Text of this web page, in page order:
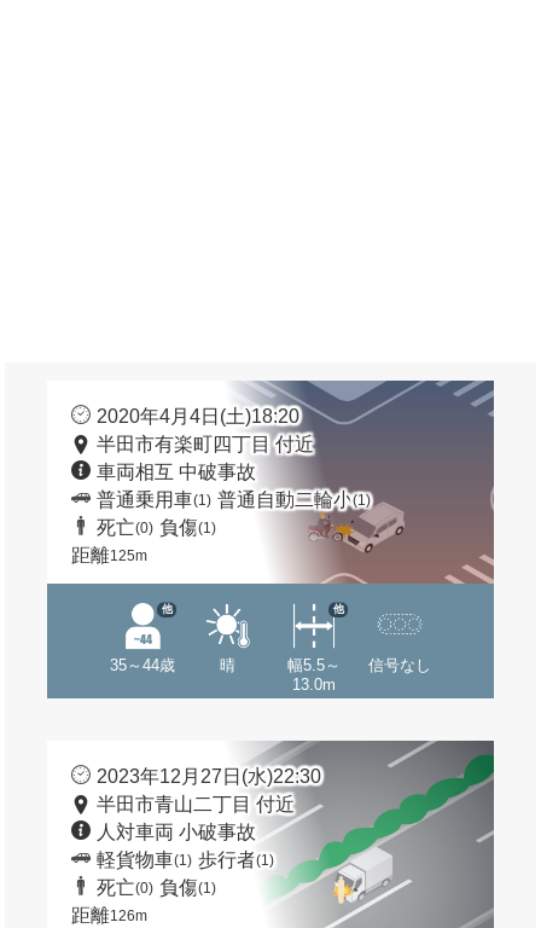
2020年4月4日(土)18:20
半田市有楽町四丁目 付近
車両相互 中破事故
普通乗用車(1) 普通自動二輪小(1)
死亡(0) 負傷(1)
距離125m
35～44歳
他
晴
幅5.5～
13.0m
他
信号なし
2023年12月27日(水)22:30
半田市青山二丁目 付近
人対車両 小破事故
軽貨物車(1) 歩行者(1)
死亡(0) 負傷(1)
距離126m